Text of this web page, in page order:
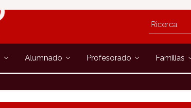
Alumnado Profesorado Familias